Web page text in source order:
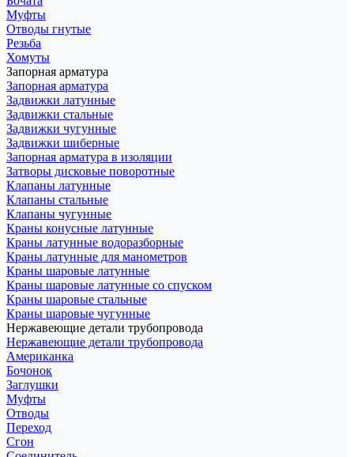
Муфты
Отводы гнутые
Резьба
Хомуты
Запорная арматура
Запорная арматура
Задвижки латунные
Задвижки стальные
Задвижки чугунные
Задвижки шиберные
Запорная арматура в изоляции
Затворы дисковые поворотные
Клапаны латунные
Клапаны стальные
Клапаны чугунные
Краны конусные латунные
Краны латунные водоразборные
Краны латунные для манометров
Краны шаровые латунные
Краны шаровые латунные со спуском
Краны шаровые стальные
Краны шаровые чугунные
Нержавеющие детали трубопровода
Нержавеющие детали трубопровода
Американка
Бочонок
Заглушки
Муфты
Отводы
Переход
Сгон